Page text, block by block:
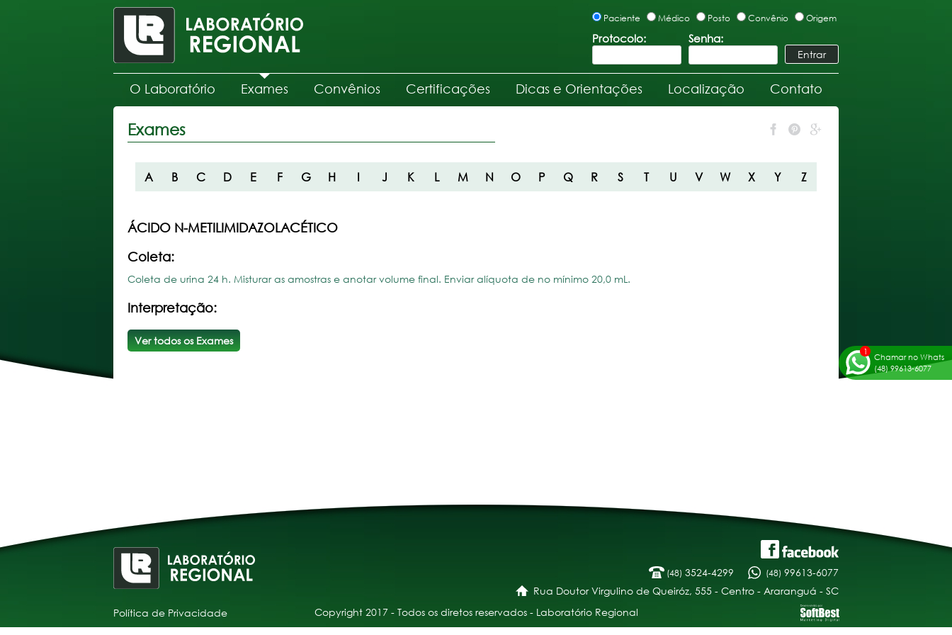
Paciente Médico Posto Convênio Origem
Protocolo: Senha:
O Laboratório Exames Convênios Certificações Dicas e Orientações Localização Contato
Exames
A B C D E F G H I J K L M N O P Q R S T U V W X Y Z
ÁCIDO N-METILIMIDAZOLACÉTICO
Coleta:
Coleta de urina 24 h. Misturar as amostras e anotar volume final. Enviar alíquota de no mínimo 20,0 mL.
Interpretação:
Ver todos os Exames
Chamar no Whats
(48) 99613-6077
(48) 3524-4299 (48) 99613-6077
Rua Doutor Virgulino de Queiróz, 555 - Centro - Araranguá - SC
Política de Privacidade
Copyright 2017 - Todos os diretos reservados - Laboratório Regional